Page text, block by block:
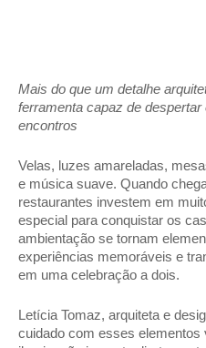
Mais do que um detalhe
ferramenta capaz de
encontros
Velas, luzes amareladas,
e música suave. Quando
restaurantes investem em
especial para conquistar os
ambientação se tornam
experiências memoráveis e
em uma celebração a dois.
Letícia Tomaz, arquiteta e
cuidado com esses elementos